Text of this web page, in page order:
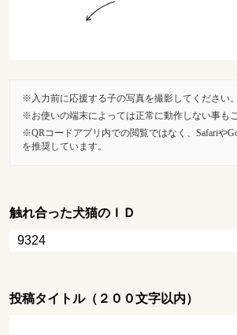
入力前に応援する子の写真を撮影してください。
お使いの端末によっては正常に動作しない事も
QRコードアプリ内での閲覧ではなく、Safariや
を推奨しています。
触れ合った犬猫のＩＤ
投稿タイトル（２００文字以内）